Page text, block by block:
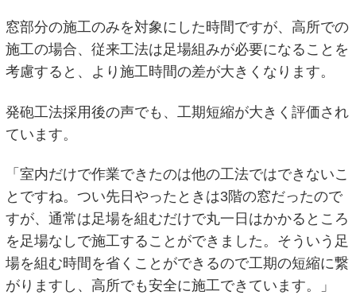
窓部分の施工のみを対象にした時間ですが、高所での
施工の場合、従来工法は足場組みが必要になることを
考慮すると、より施工時間の差が大きくなります。
発砲工法採用後の声でも、工期短縮が大きく評価され
ています。
「室内だけで作業できたのは他の工法ではできないこ
とですね。つい先日やったときは3階の窓だったので
すが、通常は足場を組むだけで丸一日はかかるところ
を足場なしで施工することができました。そういう足
場を組む時間を省くことができるので工期の短縮に繋
がりますし、高所でも安全に施工できています。」